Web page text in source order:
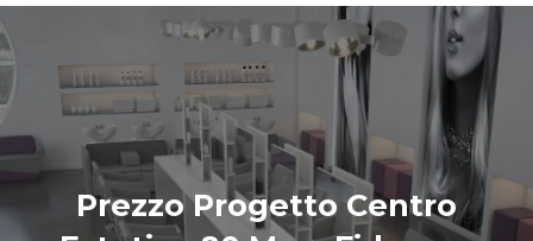
Prezzo Progetto Centro